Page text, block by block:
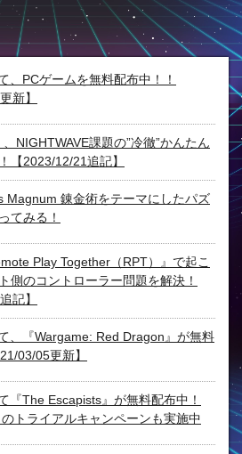
、PCゲームを無料配布中！！
新】
、NIGHTWAVE課題の”冷徹”かんたん
【2023/12/21追記】
Magnum 錬金術をテーマにしたパズ
てみる！
Play Together（RPT）』で起こ
側のコントローラー問題を解決！
記】
、『Wargame: Red Dragon』が無料
03/05更新】
『The Escapists』が無料配布中！
のトライアルキャンペーンも実施中